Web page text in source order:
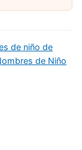
de niño de
de Niño